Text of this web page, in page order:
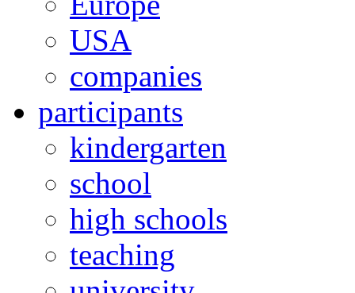
USA
companies
participants
kindergarten
school
high schools
teaching